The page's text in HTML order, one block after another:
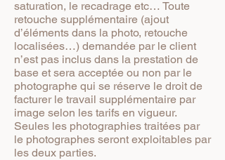
saturation, le recadrage etc… Toute
retouche supplémentaire (ajout
d’éléments dans la photo, retouche
localisées…) demandée par le client
n’est pas inclus dans la prestation de
base et sera acceptée ou non par le
photographe qui se réserve le droit de
facturer le travail supplémentaire par
image selon les tarifs en vigueur.
Seules les photographies traitées par
le photographes seront exploitables par
les deux parties.